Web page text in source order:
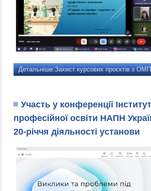
Детальніше:Захист курсових проєктів з
Участь у конференції
професійної освіти НАПН
20-річчя діяльності установи